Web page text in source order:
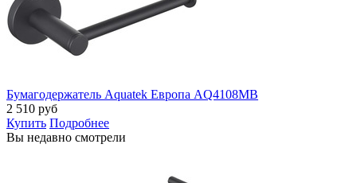
Бумагодержатель Aquatek Европа AQ4108MB
2 510 руб
Купить Подробнее
Вы недавно смотрели